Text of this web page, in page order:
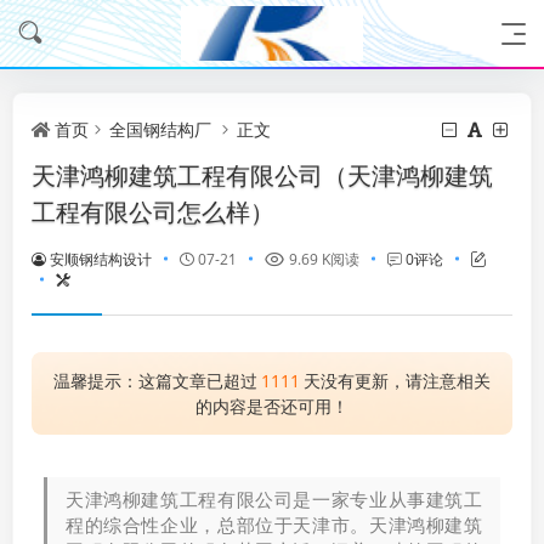
首页 全国钢结构厂 正文
天津鸿柳建筑工程有限公司（天津鸿柳建筑
工程有限公司怎么样）
安顺钢结构设计 07-21 9.69 K阅读 0评论
温馨提示：这篇文章已超过 1111 天没有更新，请注意相关
的内容是否还可用！
天津鸿柳建筑工程有限公司是一家专业从事建筑工
程的综合性企业，总部位于天津市。天津鸿柳建筑